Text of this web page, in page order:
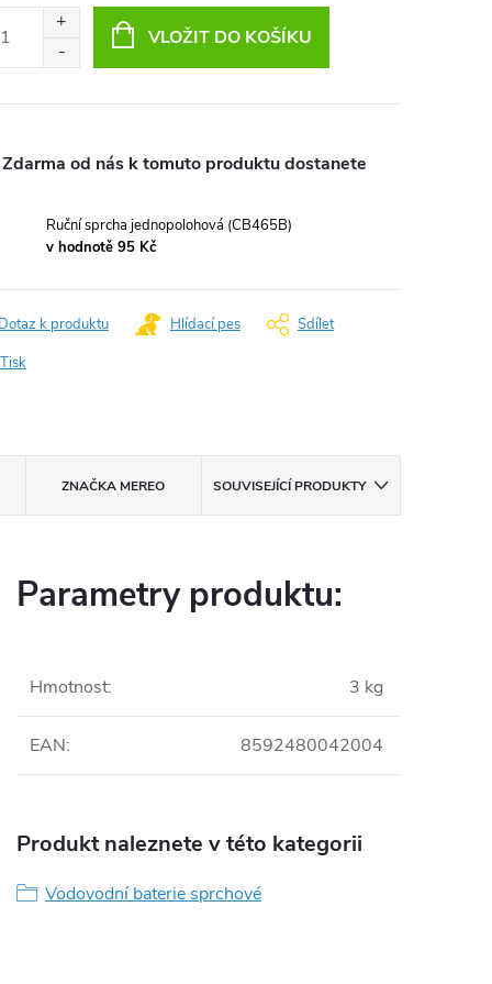
VLOŽIT DO KOŠÍKU
Zdarma od nás k tomuto produktu dostanete
Ruční sprcha jednopolohová (CB465B)
v hodnotě 95 Kč
Tisk
Dotaz k produktu Hlídací pes Sdílet
ZNAČKA MEREO SOUVISEJÍCÍ PRODUKTY
Parametry produktu:
Hmotnost: 3 kg
EAN: 8592480042004
Produkt naleznete v této kategorii
Vodovodní baterie sprchové